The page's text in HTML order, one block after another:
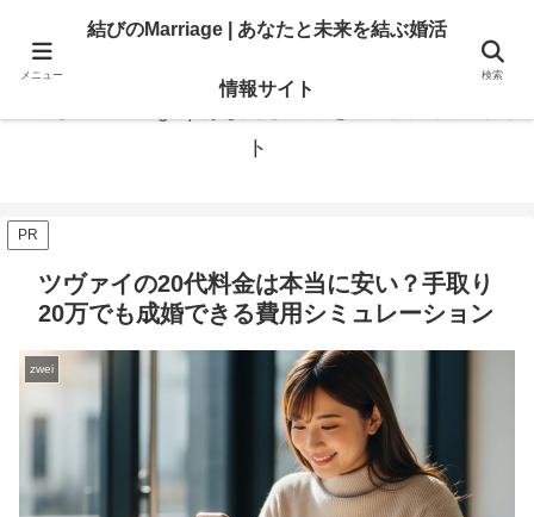
あなたの「結びたい」を叶える情報。地域・大手相談所の選び方と婚活のリア
ト
PR
ツヴァイの20代料金は本当に安い？手取り
20万でも成婚できる費用シミュレーション
zwei
メニュー
結びのMarriage | あなたと未来を結ぶ婚活
情報サイト
検索